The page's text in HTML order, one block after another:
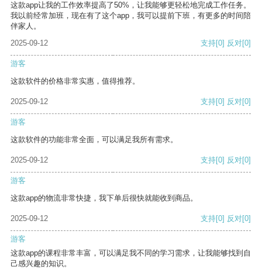
这款app让我的工作效率提高了50%，让我能够更轻松地完成工作任务。
我以前经常加班，现在有了这个app，我可以提前下班，有更多的时间陪
伴家人。
2025-09-12
支持[0] 反对[0]
游客
这款软件的价格非常实惠，值得推荐。
2025-09-12 支持[0] 反对[0]
游客
这款软件的功能非常全面，可以满足我所有需求。
2025-09-12 支持[0] 反对[0]
游客
这款app的物流非常快捷，我下单后很快就能收到商品。
2025-09-12 支持[0] 反对[0]
游客
这款app的课程非常丰富，可以满足我不同的学习需求，让我能够找到自
己感兴趣的知识。